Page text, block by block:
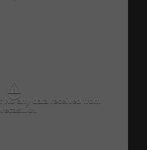
⚠
No any data received from